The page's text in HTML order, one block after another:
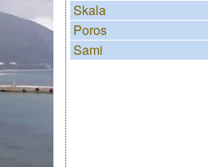
Skala
Poros
Sami